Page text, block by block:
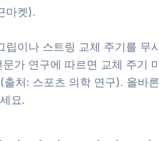
마켓).
립이나 스트링 교체 주기를 무
문가 연구에 따르면 교체 주기
출처: 스포츠 의학 연구). 올바
요.